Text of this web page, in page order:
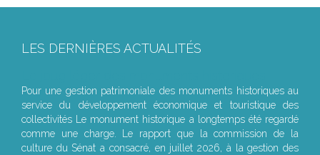
LES DERNIÈRES ACTUALITÉS
Pour une gestion patrimoniale des monuments historiques au
service du développement économique et touristique des
collectivités Le monument historique a longtemps été regardé
comme une charge. Le rapport que la commission de la
culture du Sénat a consacré, en juillet 2026, à la gestion des